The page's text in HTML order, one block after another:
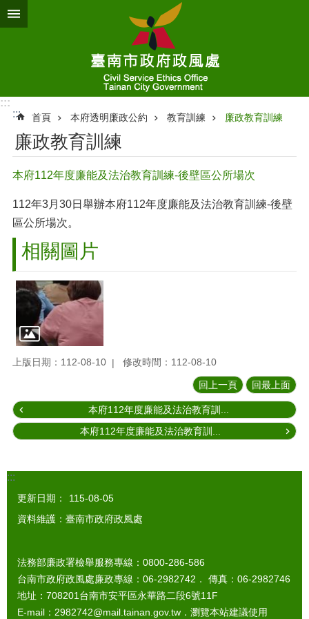
跳到主要內容區塊
:::
:::
首頁 本府透明廉政公約 教育訓練 廉政教育訓練
廉政教育訓練
本府112年度廉能及法治教育訓練-後壁區公所場次
112年3月30日舉辦本府112年度廉能及法治教育訓練-後壁
區公所場次。
相關圖片
上版日期：112-08-10 修改時間：112-08-10
回上一頁 回最上面
本府112年度廉能及法治教育訓...
本府112年度廉能及法治教育訓...
:::
更新日期：
115-08-05
資料維護：臺南市政府政風處
法務部廉政署檢舉服務專線：0800-286-586
台南市政府政風處廉政專線：06-2982742． 傳真：06-2982746
地址：708201台南市安平區永華路二段6號11F
E-mail：2982742@mail.tainan.gov.tw．瀏覽本站建議使用